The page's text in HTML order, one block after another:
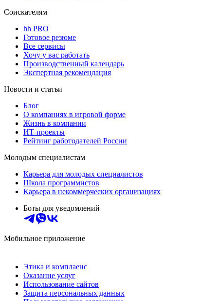
Соискателям
hh PRO
Готовое резюме
Все сервисы
Хочу у вас работать
Производственный календарь
Экспертная рекомендация
Новости и статьи
Блог
О компаниях в игровой форме
Жизнь в компании
ИТ-проекты
Рейтинг работодателей России
Молодым специалистам
Карьера для молодых специалистов
Школа программистов
Карьера в некоммерческих организациях
Боты для уведомлений
Мобильное приложение
Этика и комплаенс
Оказание услуг
Использование сайтов
Защита персональных данных